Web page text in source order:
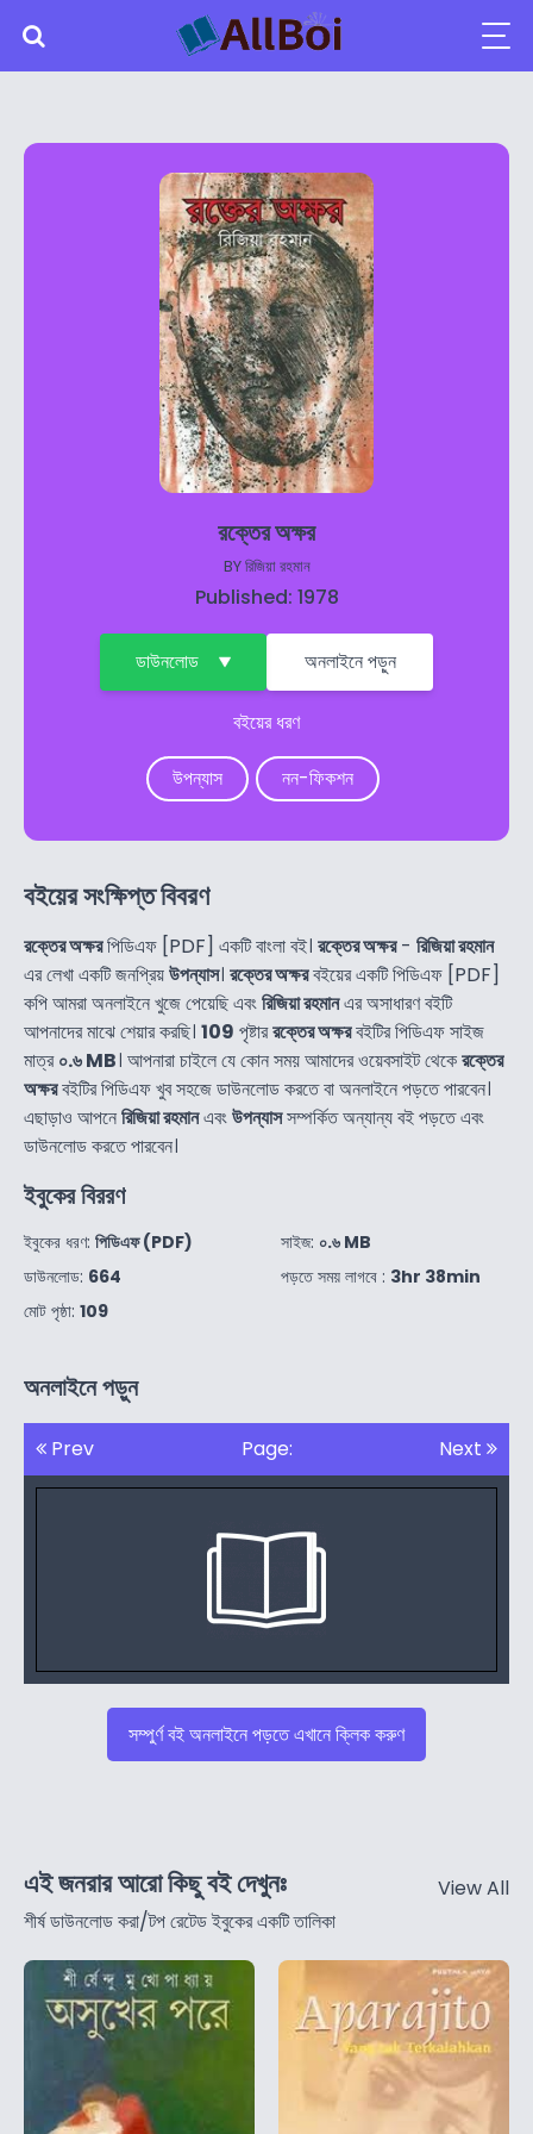
রক্তের অক্ষর
BYরিজিয়া রহমান
Published: 1978
ডাউনলোড অনলাইনে পড়ুন
বইয়ের ধরণ
উপন্যাস নন-ফিকশন
বইয়ের সংক্ষিপ্ত বিবরণ
রক্তের অক্ষরপিডিএফ [PDF] একটি বাংলা বই। রক্তের অক্ষর- রিজিয়া রহমান
এর লেখা একটি জনপ্রিয়উপন্যাস। রক্তের অক্ষরবইয়ের একটি পিডিএফ [PDF]
কপি আমরা অনলাইনে খুজে পেয়েছি এবংরিজিয়া রহমানএর অসাধারণ বইটি
আপনাদের মাঝে শেয়ার করছি। 109 পৃষ্টাররক্তের অক্ষরবইটির পিডিএফ সাইজ
মাত্র০.৬ MB। আপনারা চাইলে যে কোন সময় আমাদের ওয়েবসাইট থেকেরক্তের
অক্ষরবইটির পিডিএফ খুব সহজে ডাউনলোড করতে বা অনলাইনে পড়তে পারবেন।
এছাড়াও আপনেরিজিয়া রহমানএবংউপন্যাসসম্পর্কিত অন্যান্য বই পড়তে এবং
ডাউনলোড করতে পারবেন।
ইবুকের বিররণ
ইবুকের ধরণ: পিডিএফ (PDF)
ডাউনলোড: 664
মোট পৃষ্ঠা: 109
সাইজ: ০.৬ MB
পড়তে সময় লাগবে : 3hr 38min
অনলাইনে পড়ুন
Prev Page: Next
সম্পুর্ণ বই অনলাইনে পড়তে এখানে ক্লিক করুণ
এই জনরার আরো কিছু বই দেখুনঃ
শীর্ষ ডাউনলোড করা/টপ রেটেড ইবুকের একটি তালিকা
View All